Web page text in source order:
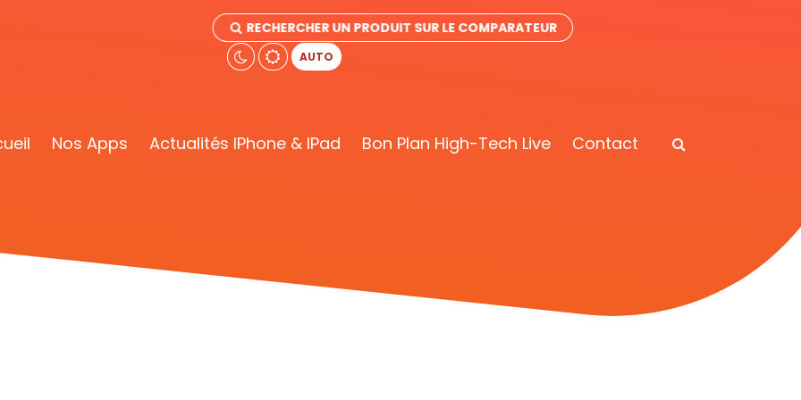
RECHERCHER UN PRODUIT SUR LE COMPARATEUR
AUTO
Nos Apps Actualités IPhone & IPad Bon Plan High-Tech Live Contact